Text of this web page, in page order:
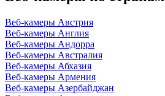
Веб-камеры Австрия
Веб-камеры Англия
Веб-камеры Андорра
Веб-камеры Австралия
Веб-камеры Абхазия
Веб-камеры Армения
Веб-камеры Азербайджан